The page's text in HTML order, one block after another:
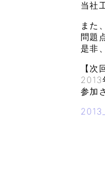
当社
また
問題
是非
【次
2013
参加